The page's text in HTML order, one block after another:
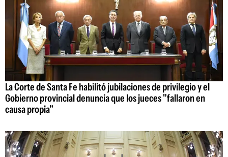
La Corte de Santa Fe habilitó jubilaciones de privilegio y el
Gobierno provincial denuncia que los jueces "fallaron en
causa propia"